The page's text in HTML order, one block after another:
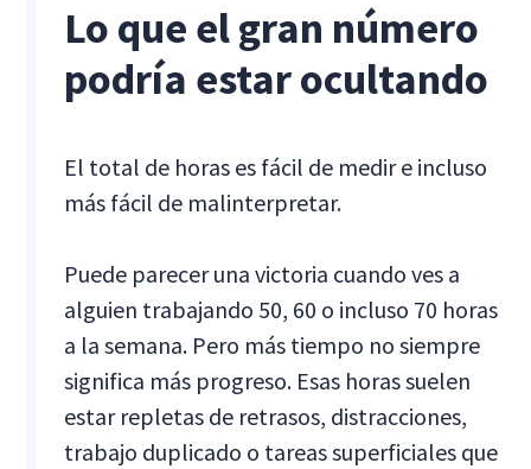
Lo que el gran número
podría estar ocultando
El total de horas es fácil de medir e incluso
más fácil de malinterpretar.
Puede parecer una victoria cuando ves a
alguien trabajando 50, 60 o incluso 70 horas
a la semana. Pero más tiempo no siempre
significa más progreso. Esas horas suelen
estar repletas de retrasos, distracciones,
trabajo duplicado o tareas superficiales que